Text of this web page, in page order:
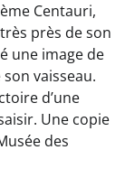
Centauri,
près de son
une image de
vaisseau.
d’une
Une copie
des